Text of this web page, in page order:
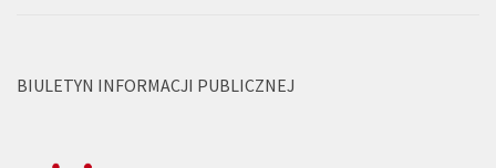
BIULETYN INFORMACJI PUBLICZNEJ